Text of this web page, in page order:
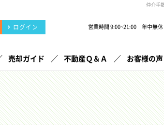
仲介手
ログイン 営業時間 9:00~21:00 年中無休
売却ガイド 不動産Ｑ＆Ａ お客様の声